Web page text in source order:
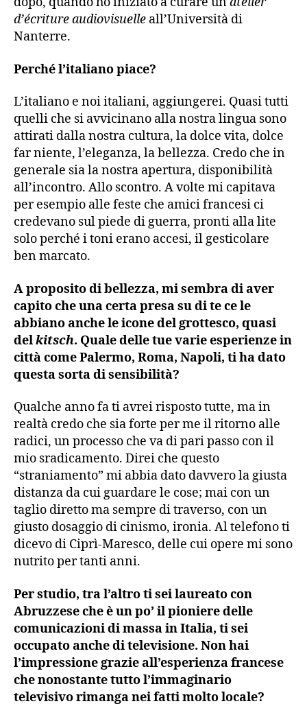
d’écriture audiovisuelle all’Università di
Nanterre.
Perché l’italiano piace?
L’italiano e noi italiani, aggiungerei. Quasi tutti
quelli che si avvicinano alla nostra lingua sono
attirati dalla nostra cultura, la dolce vita, dolce
far niente, l’eleganza, la bellezza. Credo che in
generale sia la nostra apertura, disponibilità
all’incontro. Allo scontro. A volte mi capitava
per esempio alle feste che amici francesi ci
credevano sul piede di guerra, pronti alla lite
solo perché i toni erano accesi, il gesticolare
ben marcato.
A proposito di bellezza, mi sembra di aver
capito che una certa presa su di te ce le
abbiano anche le icone del grottesco, quasi
delkitsch. Quale delle tue varie esperienze in
città come Palermo, Roma, Napoli, ti ha dato
questa sorta di sensibilità?
Qualche anno fa ti avrei risposto tutte, ma in
realtà credo che sia forte per me il ritorno alle
radici, un processo che va di pari passo con il
mio sradicamento. Direi che questo
“straniamento” mi abbia dato davvero la giusta
distanza da cui guardare le cose; mai con un
taglio diretto ma sempre di traverso, con un
giusto dosaggio di cinismo, ironia. Al telefono ti
dicevo di Ciprì-Maresco, delle cui opere mi sono
nutrito per tanti anni.
Per studio, tra l’altro ti sei laureato con
Abruzzese che è un po’ il pioniere delle
comunicazioni di massa in Italia, ti sei
occupato anche di televisione. Non hai
l’impressione grazie all’esperienza francese
che nonostante tutto l’immaginario
televisivo rimanga nei fatti molto locale?